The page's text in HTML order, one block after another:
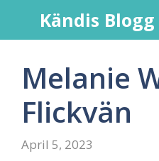
content
Kändis Blogg
Melanie
Flickvän
April 5, 2023